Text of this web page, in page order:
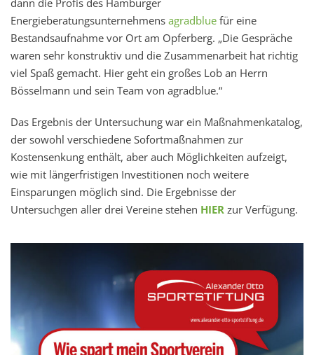
Energieberatungsunternehmens agradblue für eine
Bestandsaufnahme vor Ort am Opferberg. „Die Gespräche
waren sehr konstruktiv und die Zusammenarbeit hat richtig
viel Spaß gemacht. Hier geht ein großes Lob an Herrn
Bösselmann und sein Team von agradblue.“
Das Ergebnis der Untersuchung war ein Maßnahmenkatalog,
der sowohl verschiedene Sofortmaßnahmen zur
Kostensenkung enthält, aber auch Möglichkeiten aufzeigt,
wie mit längerfristigen Investitionen noch weitere
Einsparungen möglich sind. Die Ergebnisse der
Untersuchgen aller drei Vereine stehen HIER zur Verfügung.